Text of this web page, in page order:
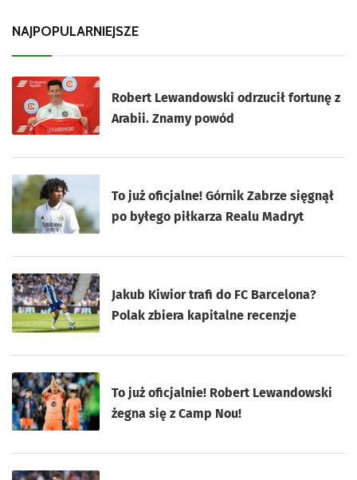
NAJPOPULARNIEJSZE
Robert Lewandowski odrzucił fortunę z
Arabii. Znamy powód
To już oficjalne! Górnik Zabrze sięgnął
po byłego piłkarza Realu Madryt
Jakub Kiwior trafi do FC Barcelona?
Polak zbiera kapitalne recenzje
To już oficjalnie! Robert Lewandowski
żegna się z Camp Nou!